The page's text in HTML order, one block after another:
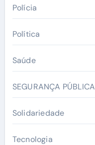
Polícia
Política
Saúde
SEGURANÇA PÚBLICA
Solidariedade
Tecnologia